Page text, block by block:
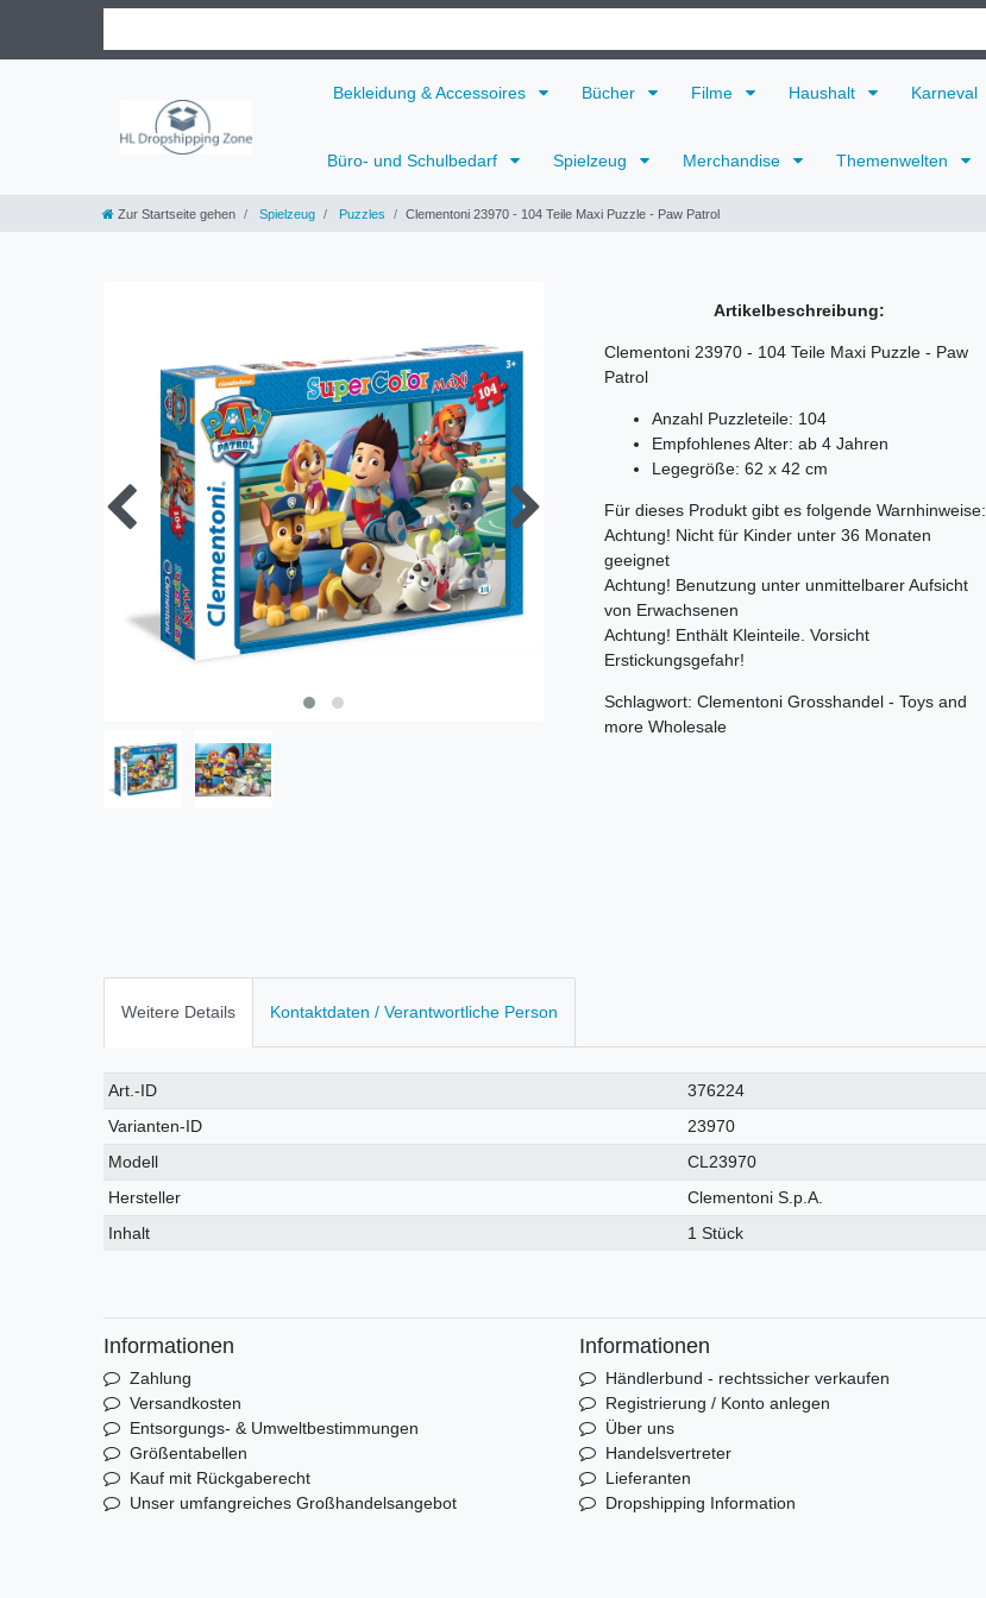
Bekleidung & Accessoires Bücher Filme Haushalt Karneval
Büro- und Schulbedarf Spielzeug Merchandise Themenwelten
Zur Startseite gehen Spielzeug Puzzles Clementoni 23970 - 104 Teile Maxi Puzzle - Paw Patrol
Artikelbeschreibung:
Clementoni 23970 - 104 Teile Maxi Puzzle - Paw
Patrol
Anzahl Puzzleteile: 104
Empfohlenes Alter: ab 4 Jahren
Legegröße: 62 x 42 cm
Für dieses Produkt gibt es folgende Warnhinweise:
Achtung! Nicht für Kinder unter 36 Monaten
geeignet
Achtung! Benutzung unter unmittelbarer Aufsicht
von Erwachsenen
Achtung! Enthält Kleinteile. Vorsicht
Erstickungsgefahr!
Schlagwort: Clementoni Grosshandel - Toys and
more Wholesale
Weitere Details Kontaktdaten / Verantwortliche Person
Technisches
Merkmal
Wert
Art.-ID
376224
Varianten-ID
23970
Modell
CL23970
Hersteller
Clementoni S.p.A.
Inhalt
1 Stück
Informationen
Zahlung
Versandkosten
Entsorgungs- & Umweltbestimmungen
Größentabellen
Kauf mit Rückgaberecht
Unser umfangreiches Großhandelsangebot
Informationen
Händlerbund - rechtssicher verkaufen
Registrierung / Konto anlegen
Über uns
Handelsvertreter
Lieferanten
Dropshipping Information